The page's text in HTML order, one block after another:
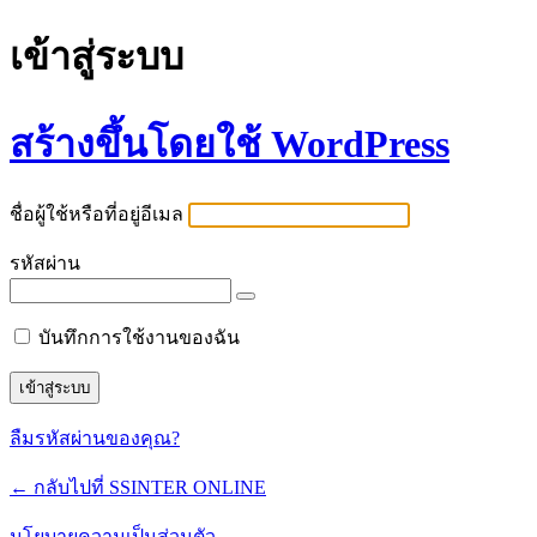
เข้าสู่ระบบ
สร้างขึ้นโดยใช้ WordPress
ชื่อผู้ใช้หรือที่อยู่อีเมล
รหัสผ่าน
บันทึกการใช้งานของฉัน
ลืมรหัสผ่านของคุณ?
← กลับไปที่ SSINTER ONLINE